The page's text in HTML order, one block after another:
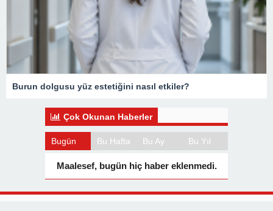
Burun dolgusu yüz estetiğini nasıl etkiler?
Çok Okunan Haberler
Bugün Bu Hafta Bu Ay Bu Yıl
Maalesef, bugün hiç haber eklenmedi.